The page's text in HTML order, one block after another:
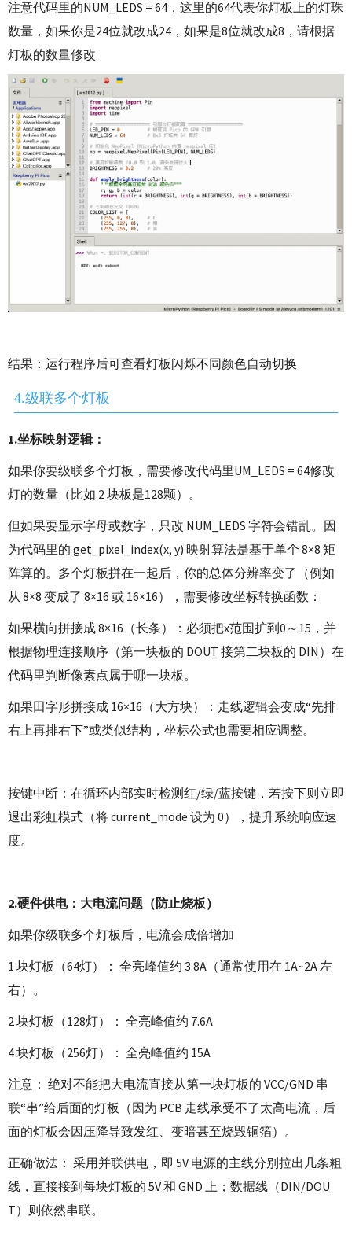
注意代码里的NUM_LEDS = 64，这里的64代表你灯板上的灯珠
数量，如果你是24位就改成24，如果是8位就改成8，请根据
灯板的数量修改
结果：运行程序后可查看灯板闪烁不同颜色自动切换
4.级联多个灯板
1.坐标映射逻辑：
如果你要级联多个灯板，需要修改代码里UM_LEDS = 64修改
灯的数量 （比如 2 块板是128颗）。
但如果要显示字母或数字，只改 NUM_LEDS 字符会错乱。因
为代码里的 get_pixel_index(x, y) 映射算法是基于单个 8×8 矩
阵算的。多个灯板拼在一起后，你的总体分辨率变了（例如
从 8×8 变成了 8×16 或 16×16），需要修改坐标转换函数：
如果横向拼接成 8×16（长条）：必须把x范围扩到0～15，并
根据物理连接顺序（第一块板的 DOUT 接第二块板的 DIN）在
代码里判断像素点属于哪一块板。
如果田字形拼接成 16×16（大方块）：走线逻辑会变成“先排
右上再排右下”或类似结构，坐标公式也需要相应调整。
按键中断：在循环内部实时检测红/绿/蓝按键，若按下则立即
退出彩虹模式（将 current_mode 设为 0），提升系统响应速
度。
2.硬件供电：大电流问题（防止烧板）
如果你级联多个灯板后，电流会成倍增加
1 块灯板（64灯）： 全亮峰值约 3.8A （通常使用在 1A~2A 左
右）。
2 块灯板（128灯）： 全亮峰值约 7.6A
4 块灯板（256灯）： 全亮峰值约 15A
注意： 绝对不能把大电流直接从第一块灯板的 VCC/GND 串
联“串”给后面的灯板（因为 PCB 走线承受不了太高电流，后
面的灯板会因压降导致发红、变暗甚至烧毁铜箔）。
正确做法： 采用并联供电 ，即 5V 电源的主线分别拉出几条粗
线，直接接到每块灯板的 5V 和 GND 上；数据线（DIN/DOU
T）则依然串联。